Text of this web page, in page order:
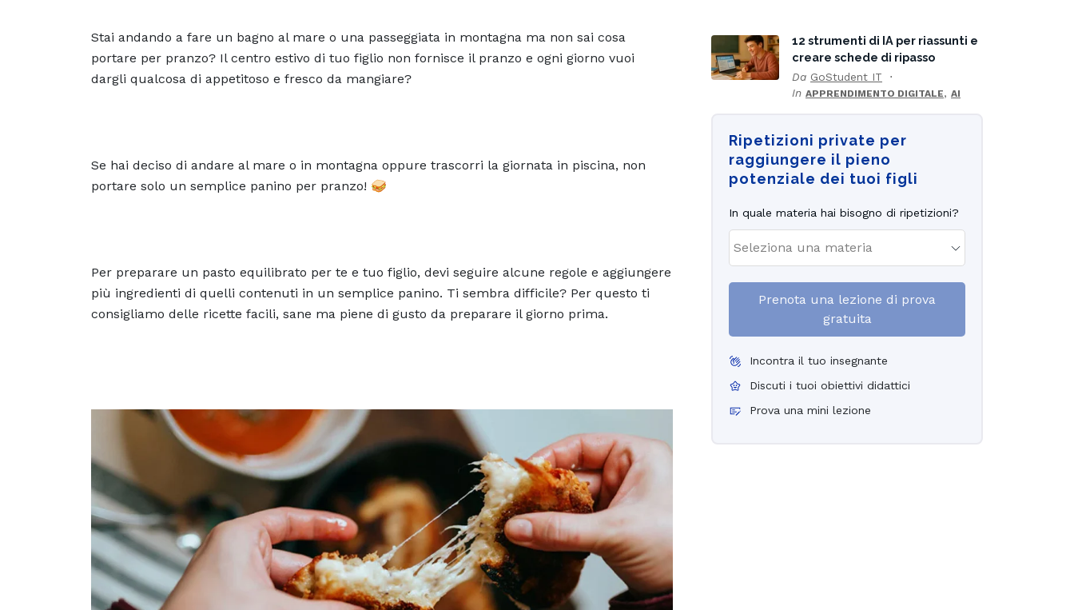
Stai andando a fare un bagno al mare o una passeggiata in montagna ma non sai cosa
portare per pranzo? Il centro estivo di tuo figlio non fornisce il pranzo e ogni giorno vuoi
dargli qualcosa di appetitoso e fresco da mangiare?
Se hai deciso di andare al mare o in montagna oppure trascorri la giornata in piscina, non
portare solo un semplice panino per pranzo! 🥪
Per preparare un pasto equilibrato per te e tuo figlio, devi seguire alcune regole e aggiungere
più ingredienti di quelli contenuti in un semplice panino. Ti sembra difficile? Per questo ti
consigliamo delle ricette facili, sane ma piene di gusto da preparare il giorno prima.
12 strumenti di IA per riassunti e
creare schede di ripasso
Da GoStudent IT
In APPRENDIMENTO DIGITALE, AI
Ripetizioni private per
raggiungere il pieno
potenziale dei tuoi figli
In quale materia hai bisogno di ripetizioni?
Prenota una lezione di prova
gratuita
Incontra il tuo insegnante
Discuti i tuoi obiettivi didattici
Prova una mini lezione